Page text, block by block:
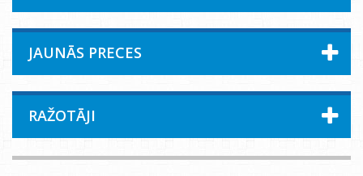
JAUNĀS PRECES
RAŽOTĀJI